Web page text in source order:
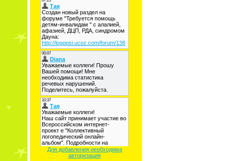
Для добавления необходима
авторизация